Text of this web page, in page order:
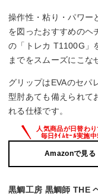
操作性・粘り・パワー
を図ったおすすめのヘ
の「トレカ T1100G」
までをスムーズにこな
グリップはEVAのセパ
型肘あても備えられて
れる仕様です。
Amazonで見る
黒鯛工房 黒鯛師 THE